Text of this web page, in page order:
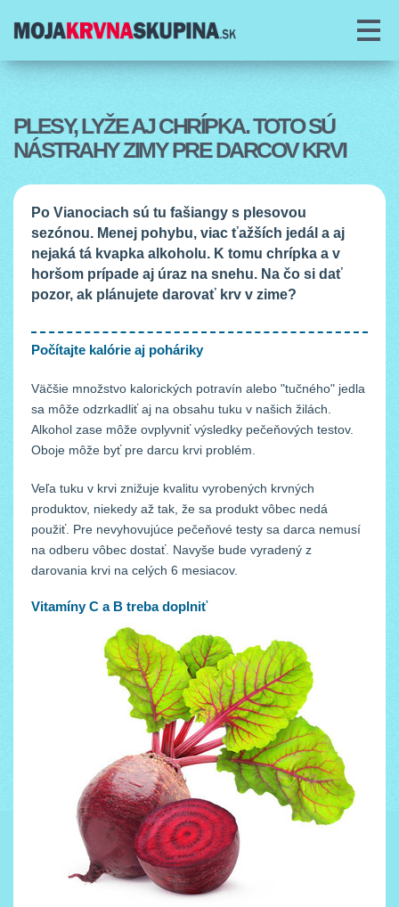
O KRVI
DAROVANIE KRVI
ČLÁNKY
COOKIES
PLESY, LYŽE AJ CHRÍPKA. TOTO SÚ
NÁSTRAHY ZIMY PRE DARCOV KRVI
Po Vianociach sú tu fašiangy s plesovou
sezónou. Menej pohybu, viac ťažších jedál a aj
nejaká tá kvapka alkoholu. K tomu chrípka a v
horšom prípade aj úraz na snehu. Na čo si dať
pozor, ak plánujete darovať krv v zime?
Počítajte kalórie aj poháriky
Väčšie množstvo kalorických potravín alebo "tučného" jedla
sa môže odzrkadliť aj na obsahu tuku v našich žilách.
Alkohol zase môže ovplyvniť výsledky pečeňových testov.
Oboje môže byť pre darcu krvi problém.
Veľa tuku v krvi znižuje kvalitu vyrobených krvných
produktov, niekedy až tak, že sa produkt vôbec nedá
použiť. Pre nevyhovujúce pečeňové testy sa darca nemusí
na odberu vôbec dostať. Navyše bude vyradený z
darovania krvi na celých 6 mesiacov.
Vitamíny C a B treba doplniť